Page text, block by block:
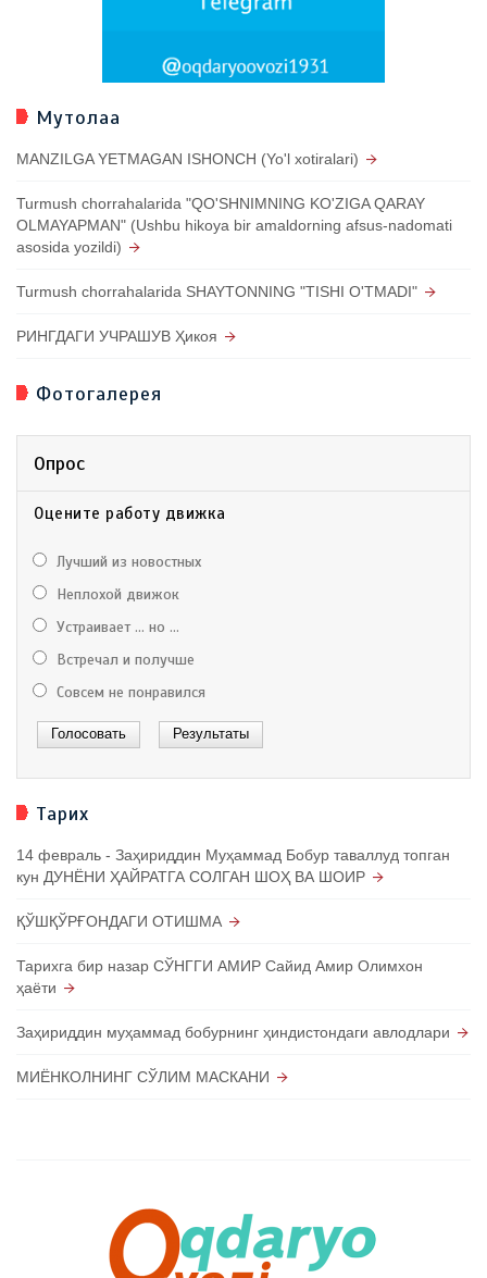
Мутолаа
MANZILGA YETMAGAN ISHONCH (Yo'l xotiralari)
Turmush chorrahalarida "QO'SHNIMNING KO'ZIGA QARAY
OLMAYAPMAN" (Ushbu hikoya bir amaldorning afsus-nadomati
asosida yozildi)
Turmush chorrahalarida SHAYTONNING "TISHI O'TMADI"
РИНГДАГИ УЧРАШУВ Ҳикоя
Фотогалерея
Опрос
Оцените работу движка
Лучший из новостных
Неплохой движок
Устраивает ... но ...
Встречал и получше
Совсем не понравился
Тарих
14 февраль - Заҳириддин Муҳаммад Бобур таваллуд топган
кун ДУНЁНИ ҲАЙРАТГА СОЛГАН ШОҲ ВА ШОИР
ҚЎШҚЎРҒОНДАГИ ОТИШМА
Тарихга бир назар СЎНГГИ АМИР Сайид Амир Олимхон
ҳаёти
Заҳириддин муҳаммад бобурнинг ҳиндистондаги авлодлари
МИЁНКОЛНИНГ СЎЛИМ МАСКАНИ